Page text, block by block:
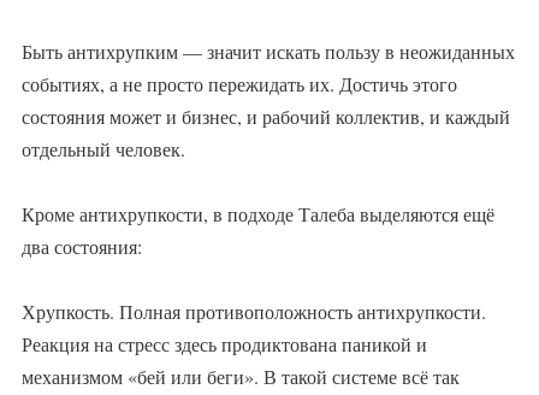
Быть антихрупким — значит искать пользу в неожиданных
событиях, а не просто пережидать их. Достичь этого
состояния может и бизнес, и рабочий коллектив, и каждый
отдельный человек.
Кроме антихрупкости, в подходе Талеба выделяются ещё
два состояния:
Хрупкость. Полная противоположность антихрупкости.
Реакция на стресс здесь продиктована паникой и
механизмом «бей или беги». В такой системе всё так